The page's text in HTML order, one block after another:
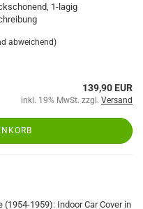
1-lagig
abweichend)
139,90 EUR
inkl. 19% MwSt. zzgl. Versand